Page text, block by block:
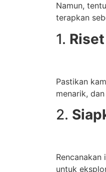
Namun,
terapkan
1.
Pastikan
menarik,
2.
untuk